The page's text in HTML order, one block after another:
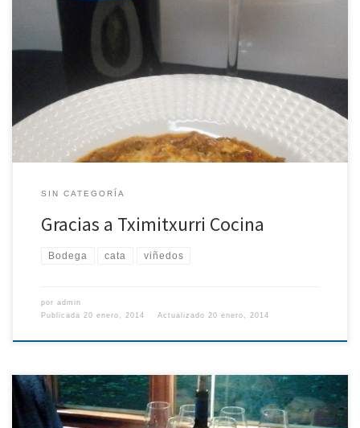
En Tximitxurri Cocina encontrarás además de nuestras recetas,
nuestros lugares preferidos, y nuestros productos estrella. jueves,
16 de enero de 2014 FUIDIO JOVEN 2012 El vino que presentamos
hoy es el primero que sacó al mercado Bodegas Fuidio en el año
2010. Esta joven bodega fundada en el año 1999, […]
SIN CATEGORÍA
Gracias a Tximitxurri Cocina
Bodega cata viñedos
por admin
Publicada 20 enero, 2014 Actualizado 20 enero, 2014